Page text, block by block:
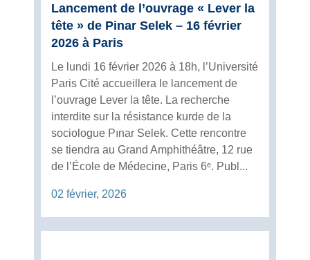
Lancement de l’ouvrage « Lever la
tête » de Pinar Selek – 16 février
2026 à Paris
Le lundi 16 février 2026 à 18h, l’Université
Paris Cité accueillera le lancement de
l’ouvrage Lever la tête. La recherche
interdite sur la résistance kurde de la
sociologue Pınar Selek. Cette rencontre
se tiendra au Grand Amphithéâtre, 12 rue
de l’École de Médecine, Paris 6ᵉ. Publ...
02 février, 2026